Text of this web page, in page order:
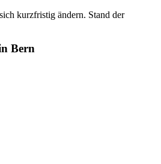
kurzfristig ändern. Stand der
Bern